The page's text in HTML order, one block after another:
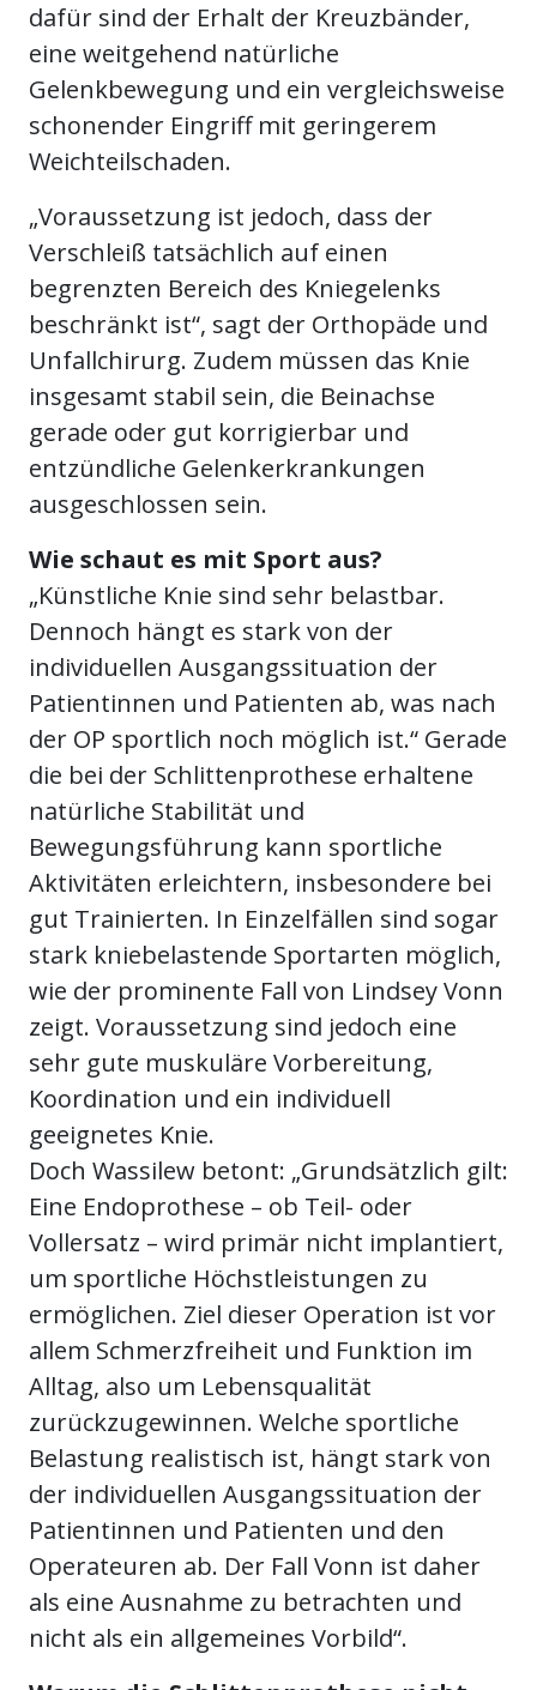
dafür sind der Erhalt der Kreuzbänder,
eine weitgehend natürliche
Gelenkbewegung und ein vergleichsweise
schonender Eingriff mit geringerem
Weichteilschaden.
„Voraussetzung ist jedoch, dass der
Verschleiß tatsächlich auf einen
begrenzten Bereich des Kniegelenks
beschränkt ist“, sagt der Orthopäde und
Unfallchirurg. Zudem müssen das Knie
insgesamt stabil sein, die Beinachse
gerade oder gut korrigierbar und
entzündliche Gelenkerkrankungen
ausgeschlossen sein.
Wie schaut es mit Sport aus?
„Künstliche Knie sind sehr belastbar.
Dennoch hängt es stark von der
individuellen Ausgangssituation der
Patientinnen und Patienten ab, was nach
der OP sportlich noch möglich ist.“ Gerade
die bei der Schlittenprothese erhaltene
natürliche Stabilität und
Bewegungsführung kann sportliche
Aktivitäten erleichtern, insbesondere bei
gut Trainierten. In Einzelfällen sind sogar
stark kniebelastende Sportarten möglich,
wie der prominente Fall von Lindsey Vonn
zeigt. Voraussetzung sind jedoch eine
sehr gute muskuläre Vorbereitung,
Koordination und ein individuell
geeignetes Knie.
Doch Wassilew betont: „Grundsätzlich gilt:
Eine Endoprothese – ob Teil- oder
Vollersatz – wird primär nicht implantiert,
um sportliche Höchstleistungen zu
ermöglichen. Ziel dieser Operation ist vor
allem Schmerzfreiheit und Funktion im
Alltag, also um Lebensqualität
zurückzugewinnen. Welche sportliche
Belastung realistisch ist, hängt stark von
der individuellen Ausgangssituation der
Patientinnen und Patienten und den
Operateuren ab. Der Fall Vonn ist daher
als eine Ausnahme zu betrachten und
nicht als ein allgemeines Vorbild“.